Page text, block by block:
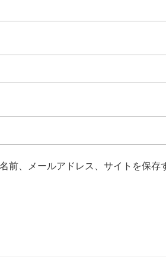
前、メールアドレス、サイトを保存